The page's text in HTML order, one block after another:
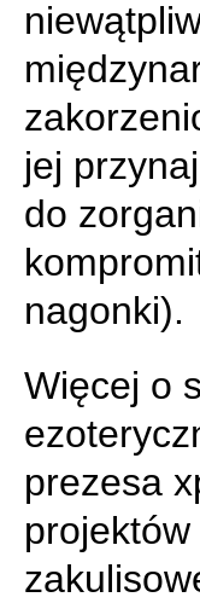
jej
do
nagonki).
Więcej o
prezesa